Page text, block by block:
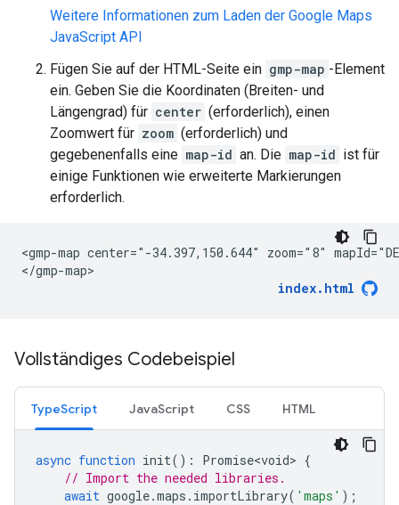
Weitere Informationen zum Laden der Google Maps
JavaScript API
Fügen Sie auf der HTML-Seite ein gmp-map -Element
ein. Geben Sie die Koordinaten (Breiten- und
Längengrad) für center (erforderlich), einen
Zoomwert für zoom (erforderlich) und
gegebenenfalls eine map-id an. Die map-id ist für
einige Funktionen wie erweiterte Markierungen
erforderlich.
<gmp-map center="-34.397,150.644" zoom="8"
</gmp-map>
index.html
Vollständiges Codebeispiel
TypeScript JavaScript CSS HTML
async function init() : Promise<void> {
// Import the needed libraries.
await google.maps . importLibrary( 'maps' );